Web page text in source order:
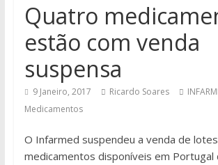
Quatro
estão com venda
suspensa
9 Janeiro, 2017 Ricardo Soares
Medicamentos
O Infarmed suspendeu a venda de
medicamentos disponíveis em Portugal